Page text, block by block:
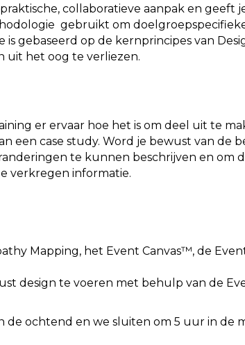
collaboratieve aanpak en geeft
gebruikt om
gebaseerd op de kernprincipes van
uit het oog te verliezen.
er ervaar hoe het is om deel uit te
een case study. Word je bewust van
te kunnen beschrijven en om
verkregen informatie.
Mapping, het Event Canvas™, de
design te voeren met behulp van de
ochtend en we sluiten om 5 uur in de